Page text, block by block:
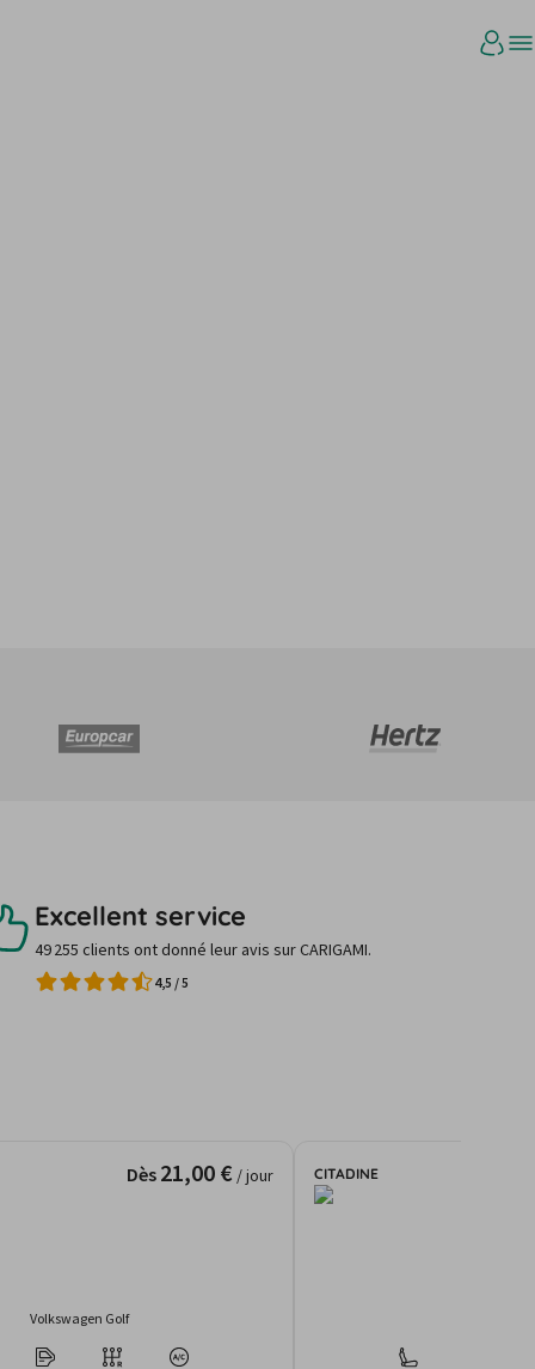
Excellent service
49 255 clients ont donné leur avis sur CARIGAMI.
4,5 /5
Dès 21,00 € / jour
Volkswagen Golf
CITADINE